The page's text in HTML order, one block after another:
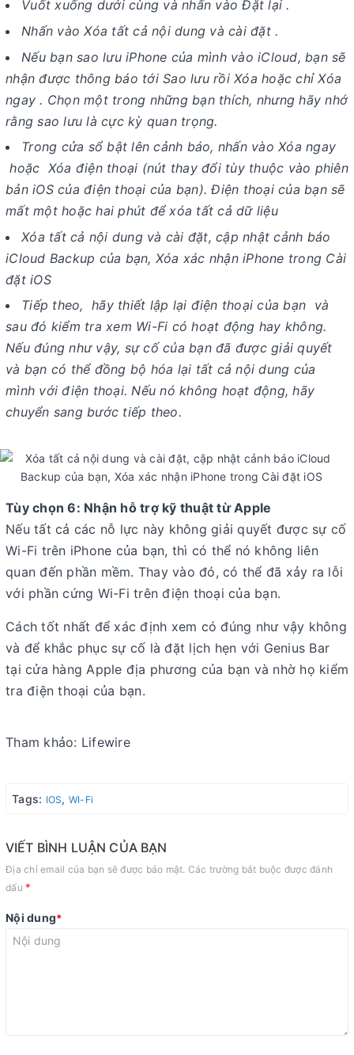
Vuốt xuống dưới cùng và nhấn vào Đặt lại .
Nhấn vào Xóa tất cả nội dung và cài đặt .
Nếu bạn sao lưu iPhone của mình vào iCloud, bạn sẽ
nhận được thông báo tới Sao lưu rồi Xóa hoặc chỉ Xóa
ngay . Chọn một trong những bạn thích, nhưng hãy nhớ
rằng sao lưu là cực kỳ quan trọng.
Trong cửa sổ bật lên cảnh báo, nhấn vào Xóa ngay
hoặc Xóa điện thoại (nút thay đổi tùy thuộc vào phiên
bản iOS của điện thoại của bạn). Điện thoại của bạn sẽ
mất một hoặc hai phút để xóa tất cả dữ liệu
Xóa tất cả nội dung và cài đặt, cập nhật cảnh báo
iCloud Backup của bạn, Xóa xác nhận iPhone trong Cài
đặt iOS
Tiếp theo, hãy thiết lập lại điện thoại của bạn và
sau đó kiểm tra xem Wi-Fi có hoạt động hay không.
Nếu đúng như vậy, sự cố của bạn đã được giải quyết
và bạn có thể đồng bộ hóa lại tất cả nội dung của
mình với điện thoại. Nếu nó không hoạt động, hãy
chuyển sang bước tiếp theo.
Tùy chọn 6: Nhận hỗ trợ kỹ thuật từ Apple
Nếu tất cả các nỗ lực này không giải quyết được sự cố
Wi-Fi trên iPhone của bạn, thì có thể nó không liên
quan đến phần mềm. Thay vào đó, có thể đã xảy ra lỗi
với phần cứng Wi-Fi trên điện thoại của bạn.
Cách tốt nhất để xác định xem có đúng như vậy không
và để khắc phục sự cố là đặt lịch hẹn với Genius Bar
tại cửa hàng Apple địa phương của bạn và nhờ họ kiểm
tra điện thoại của bạn.
Tham khảo: Lifewire
Tags: IOS, WI-Fi
VIẾT BÌNH LUẬN CỦA BẠN
Địa chỉ email của bạn sẽ được bảo mật. Các trường bắt buộc được đánh
dấu *
Nội dung*